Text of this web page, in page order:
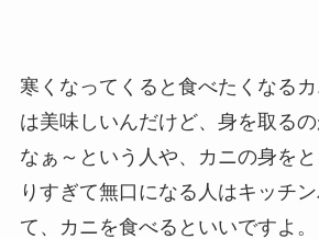
寒くなってくると食べたくなる
は美味しいんだけど、身を取る
なぁ～という人や、カニの身を
りすぎて無口になる人はキッチ
て、カニを食べるといいですよ。